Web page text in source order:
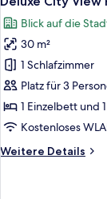
Fotos
für
Deluxe
City
View
Room
With
anzeigen
Blick auf die
30 m²
1 Schlafzimmer
Platz für 3
1 Einzelbett und
Kostenloses
Weitere Details
Weitere